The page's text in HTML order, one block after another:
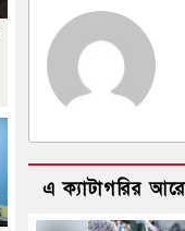
এ ক্যাটাগরির